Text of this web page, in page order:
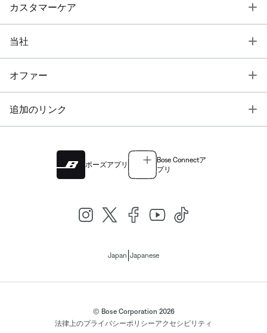
カスタマーケア
当社
オファー
追加のリンク
ボーズアプリ
Bose Connectア
プリ
Japan Japanese
© Bose Corporation 2026
法律上のプライバシーポリシーアクセシビリティ